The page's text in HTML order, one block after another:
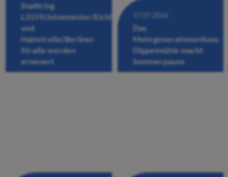
Stadtring
L3159/Johannestor/Eichhofstraße/Fuldastraße
und
Hainstraße/Berliner
Straße werden
erneuert
17.07.2026
Das
Mehrgenerationenhaus
Dippelmühle macht
Sommerpause